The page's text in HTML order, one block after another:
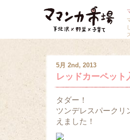
5月 2nd, 2013
レッドカーペット
タダー！
ツンデレスパークリ
えました！